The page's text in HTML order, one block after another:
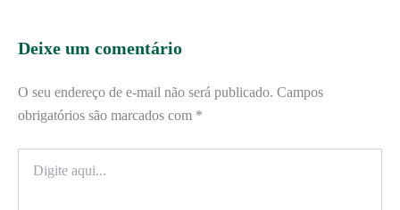
Deixe um comentário
O seu endereço de e-mail não será publicado. Campos
obrigatórios são marcados com *
aqui...